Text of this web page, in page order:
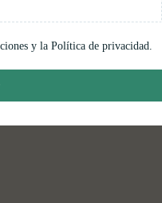
y la Política de privacidad.